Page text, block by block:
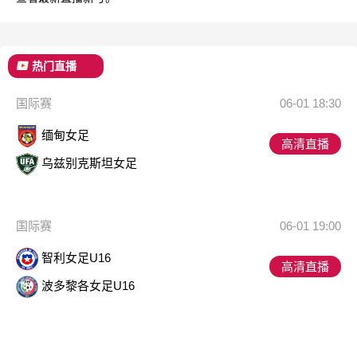
热门直播
国际赛 06-01 18:30
缅甸女足
乌兹别克斯坦女足
高清直播
国际赛 06-01 19:00
智利女足U16
波多黎各女足U16
高清直播